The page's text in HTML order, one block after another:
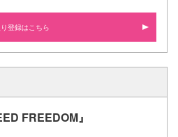
登録はこちら
FREEDOM』